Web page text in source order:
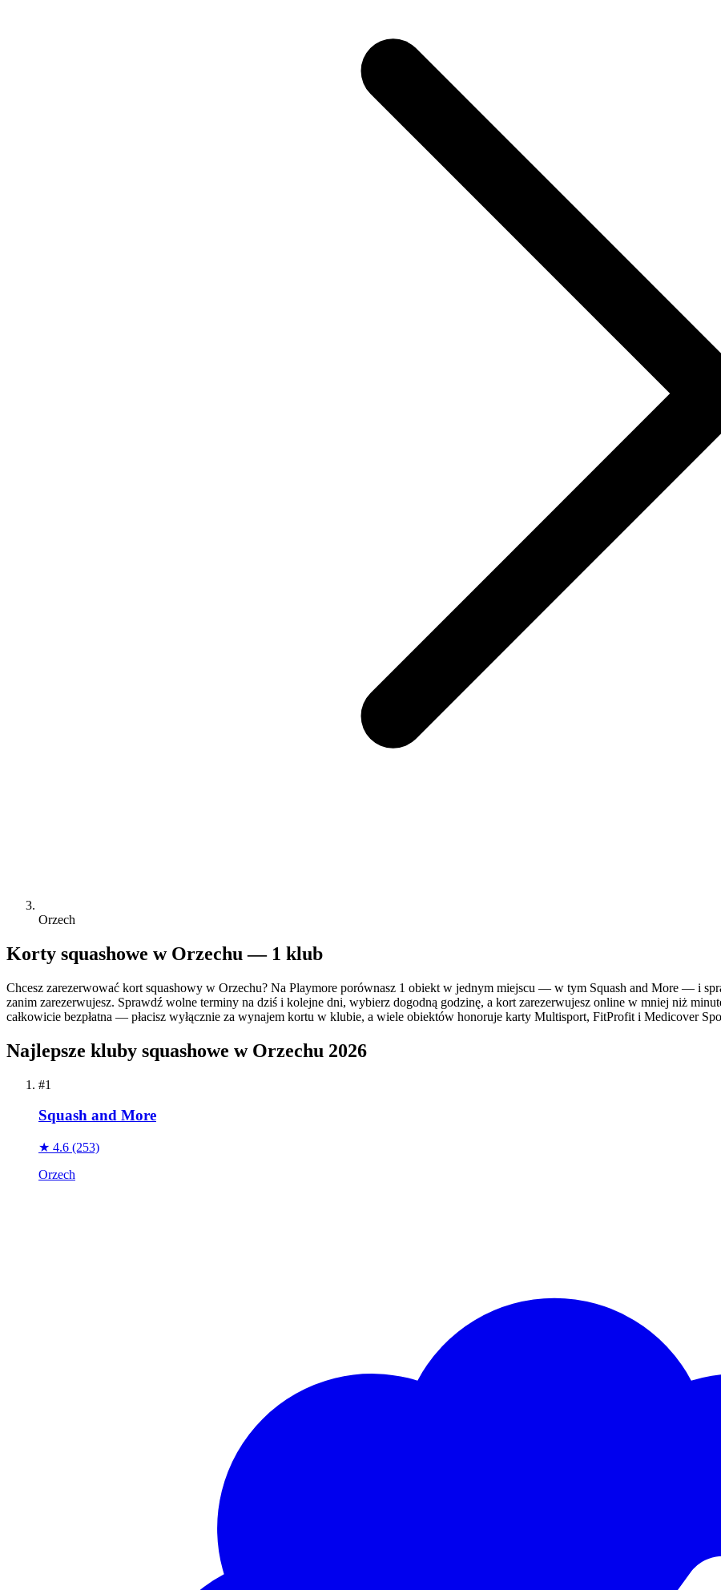
Orzech
Korty squashowe w Orzechu — 1 klub
Chcesz zarezerwować kort squashowy w Orzechu? Na Playmore porównasz 1 obiekt w jednym miejscu — w tym Squash and More — i
zanim zarezerwujesz. Sprawdź wolne terminy na dziś i kolejne dni, wybierz dogodną godzinę, a kort zarezerwujesz online w mniej niż
całkowicie bezpłatna — płacisz wyłącznie za wynajem kortu w klubie, a wiele obiektów honoruje karty Multisport, FitProfit i Medicover
Najlepsze kluby squashowe w Orzechu 2026
#1
Squash and More
★ 4.6 (253)
Orzech